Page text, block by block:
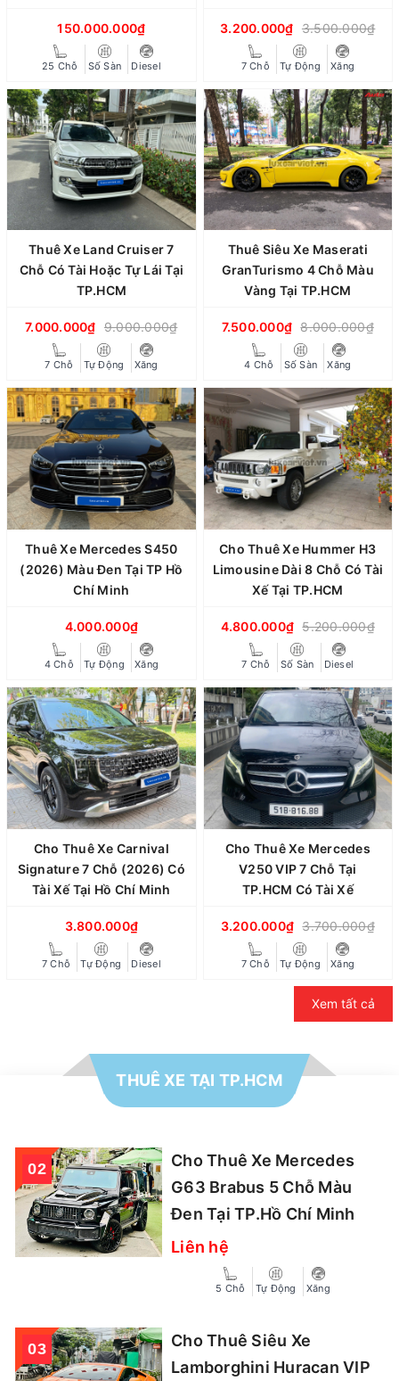
150.000.000₫
25 Chỗ Số Sàn Diesel
3.200.000₫ 3.500.000₫
7 Chỗ Tự Động Xăng
Thuê Xe Land Cruiser 7
Chỗ Có Tài Hoặc Tự Lái Tại
TP.HCM
7.000.000₫ 9.000.000₫
7 Chỗ Tự Động Xăng
Thuê Siêu Xe Maserati
GranTurismo 4 Chỗ Màu
Vàng Tại TP.HCM
7.500.000₫ 8.000.000₫
4 Chỗ Số Sàn Xăng
Thuê Xe Mercedes S450
(2026) Màu Đen Tại TP Hồ
Chí Minh
4.000.000₫
4 Chỗ Tự Động Xăng
Cho Thuê Xe Hummer H3
Limousine Dài 8 Chỗ Có Tài
Xế Tại TP.HCM
4.800.000₫ 5.200.000₫
7 Chỗ Số Sàn Diesel
Cho Thuê Xe Carnival
Signature 7 Chỗ (2026) Có
Tài Xế Tại Hồ Chí Minh
3.800.000₫
7 Chỗ Tự Động Diesel
Cho Thuê Xe Mercedes
V250 VIP 7 Chỗ Tại
TP.HCM Có Tài Xế
3.200.000₫ 3.700.000₫
7 Chỗ Tự Động Xăng
Xem tất cả
THUÊ XE TẠI TP.HCM
Cho Thuê Xe Mercedes
G63 Brabus 5 Chỗ Màu
Đen Tại TP.Hồ Chí Minh
Liên hệ
5 Chỗ Tự Động Xăng
Cho Thuê Siêu Xe
Lamborghini Huracan VIP